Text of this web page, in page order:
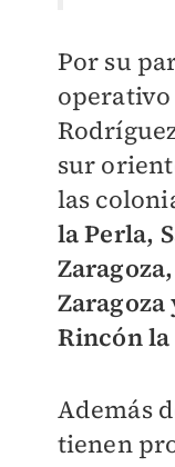
Por su
sur
las
la Perla,
Rincón
Además
tienen